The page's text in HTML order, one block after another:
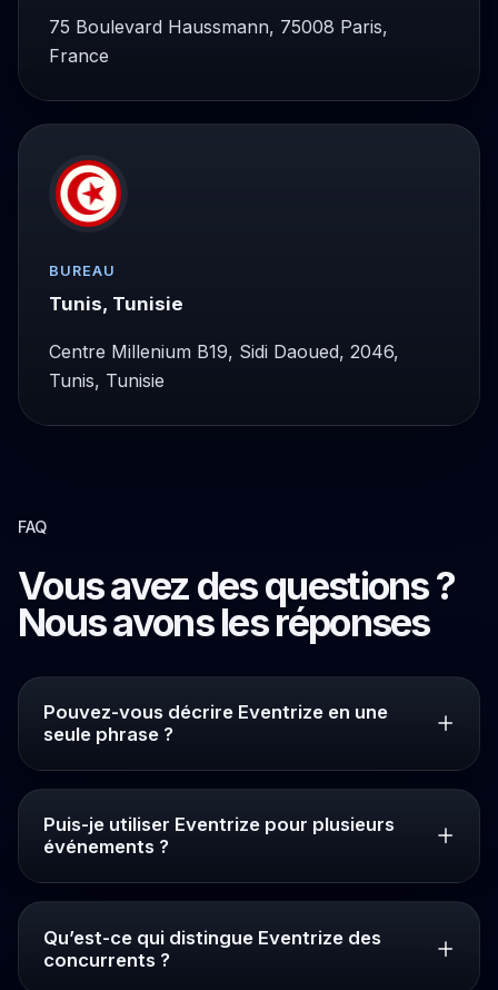
75 Boulevard Haussmann, 75008 Paris,
France
BUREAU
Tunis, Tunisie
Centre Millenium B19, Sidi Daoued, 2046,
Tunis, Tunisie
FAQ
Vous avez des questions ?
Nous avons les réponses
Pouvez-vous décrire Eventrize en une
seule phrase ?
Puis-je utiliser Eventrize pour plusieurs
événements ?
Qu’est-ce qui distingue Eventrize des
concurrents ?